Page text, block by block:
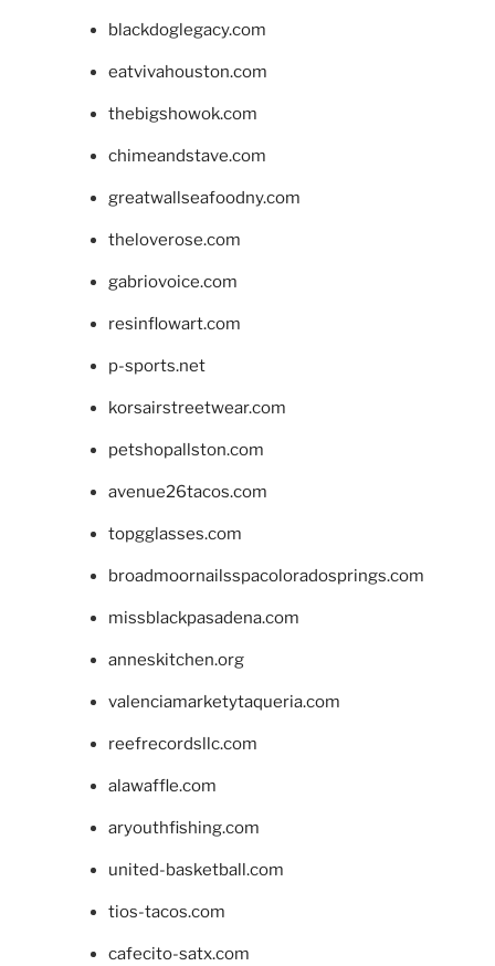
blackdoglegacy.com
eatvivahouston.com
thebigshowok.com
chimeandstave.com
greatwallseafoodny.com
theloverose.com
gabriovoice.com
resinflowart.com
p-sports.net
korsairstreetwear.com
petshopallston.com
avenue26tacos.com
topgglasses.com
broadmoornailsspacoloradosprings.com
missblackpasadena.com
anneskitchen.org
valenciamarketytaqueria.com
reefrecordsllc.com
alawaffle.com
aryouthfishing.com
united-basketball.com
tios-tacos.com
cafecito-satx.com